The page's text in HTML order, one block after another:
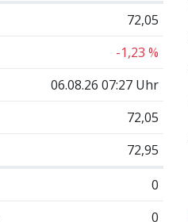
72,05
-1,23 %
06.08.26 07:27 Uhr
72,05
72,95
0
0